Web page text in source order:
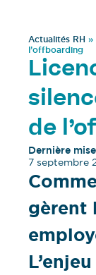
Actualités RH »
l’offboarding
de
Dernière
7 septembre
gèrent